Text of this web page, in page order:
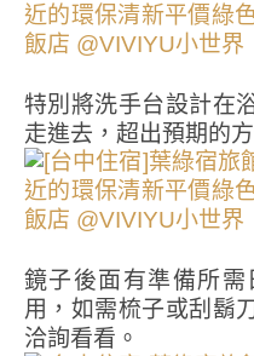
特別將洗手台設計在
走進去，超出預期的
鏡子後面有準備所
用，如需梳子或刮鬍
洽詢看看。